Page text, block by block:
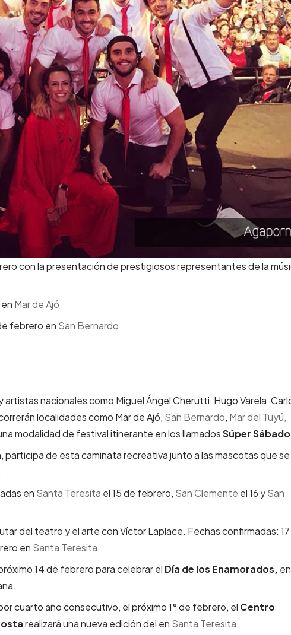
con la presentación de prestigiosos representantes de la
Mar de Ajó
febrero en San Bernardo
artistas nacionales como Miguel Ángel Cherutti, Hugo Varela,
localidades como Mar de Ajó, San Bernardo, Mar del Tuyú,
modalidad de festival itinerante en los llamadosSúper
participa de esta caminata recreativa junto a las mascotas que se
en Santa Teresita el 15 de febrero, San Clemente el 16 ySan
del teatro y el arte con Víctor Laplace. Fechas confirmadas:
en Santa Teresita.
14 de febrero para celebrar el Día de los Enamorados, en
cuarto año consecutivo, el próximo 1° de febrero, el Centro
realizará una nueva edición del en Santa Teresita.